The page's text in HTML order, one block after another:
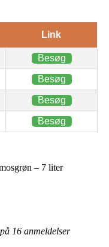
Link
Besøg
Besøg
Besøg
Besøg
– 7 liter
16 anmeldelser